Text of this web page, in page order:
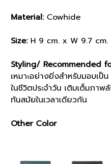
Material:Cowhide
Size:H 9 cm. x W 9.7 cm.
Styling/ Recommended
เหมาะอย่างยิ่งสำหรับมอบเ
ในชีวิตประจำวัน เติมเต็มภ
ทันสมัยในเวลาเดียวกัน
Other Color